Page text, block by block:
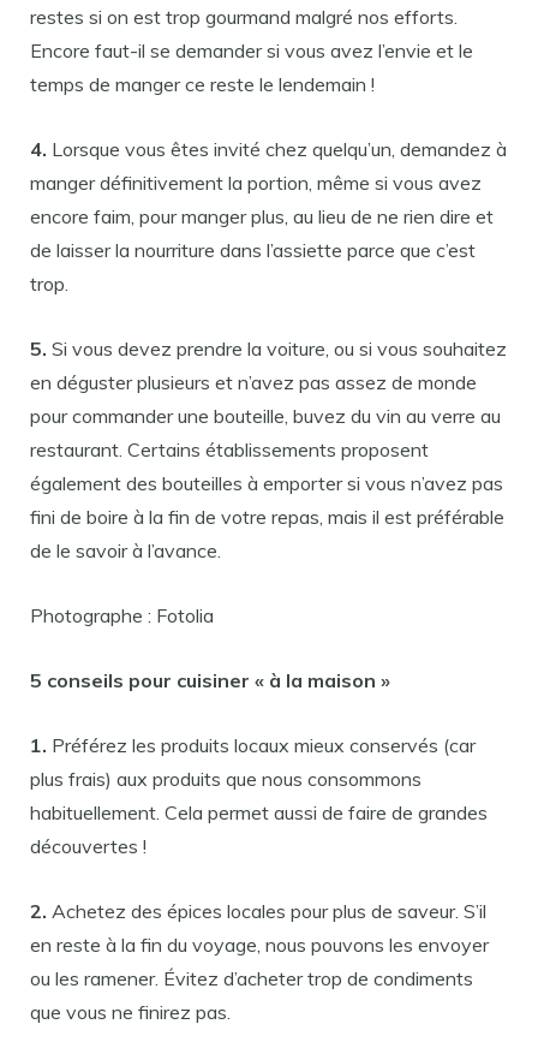
restes si on est trop gourmand malgré nos efforts.
Encore faut-il se demander si vous avez l’envie et le
temps de manger ce reste le lendemain !
4. Lorsque vous êtes invité chez quelqu’un, demandez à
manger définitivement la portion, même si vous avez
encore faim, pour manger plus, au lieu de ne rien dire et
de laisser la nourriture dans l’assiette parce que c’est
trop.
5. Si vous devez prendre la voiture, ou si vous souhaitez
en déguster plusieurs et n’avez pas assez de monde
pour commander une bouteille, buvez du vin au verre au
restaurant. Certains établissements proposent
également des bouteilles à emporter si vous n’avez pas
fini de boire à la fin de votre repas, mais il est préférable
de le savoir à l’avance.
Photographe : Fotolia
5 conseils pour cuisiner « à la maison »
1. Préférez les produits locaux mieux conservés (car
plus frais) aux produits que nous consommons
habituellement. Cela permet aussi de faire de grandes
découvertes !
2. Achetez des épices locales pour plus de saveur. S’il
en reste à la fin du voyage, nous pouvons les envoyer
ou les ramener. Évitez d’acheter trop de condiments
que vous ne finirez pas.